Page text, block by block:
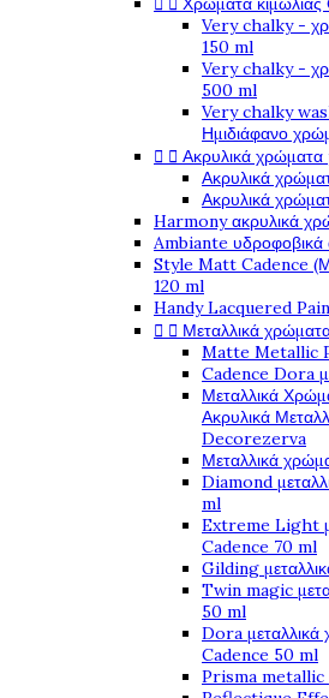
Very chalky -
150 ml
Very chalky -
500 ml
Very chalky
Ημιδιάφανο
  Ακρυλικά
Ακρυλικά
Ακρυλικά
Harmony ακρυλικά
Ambiante υδροφοβικά
Style Matt Cadence
120 ml
Handy Lacquered
  Μεταλλικά
Matte Metallic
Cadence Dora
Μεταλλικά
Ακρυλικά
Decorezerva
Μεταλλικά
Diamond
ml
Extreme Light
Cadence 70 ml
Gilding
Twin magic
50 ml
Dora μεταλλικά
Cadence 50 ml
Prisma